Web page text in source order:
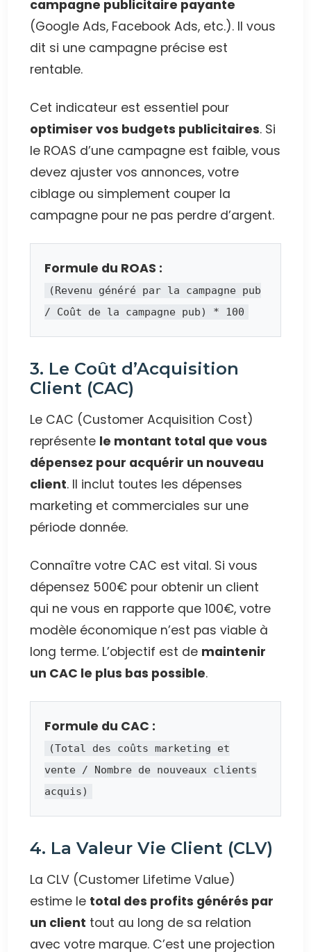
campagne publicitaire payante
(Google Ads, Facebook Ads, etc.). Il vous
dit si une campagne précise est
rentable.
Cet indicateur est essentiel pour
optimiser vos budgets publicitaires. Si
le ROAS d’une campagne est faible, vous
devez ajuster vos annonces, votre
ciblage ou simplement couper la
campagne pour ne pas perdre d’argent.
Formule du ROAS :
(Revenu généré par la campagne pub
/ Coût de la campagne pub) * 100
3. Le Coût d’Acquisition
Client (CAC)
Le CAC (Customer Acquisition Cost)
représente le montant total que vous
dépensez pour acquérir un nouveau
client. Il inclut toutes les dépenses
marketing et commerciales sur une
période donnée.
Connaître votre CAC est vital. Si vous
dépensez 500€ pour obtenir un client
qui ne vous en rapporte que 100€, votre
modèle économique n’est pas viable à
long terme. L’objectif est de maintenir
un CAC le plus bas possible.
Formule du CAC :
(Total des coûts marketing et
vente / Nombre de nouveaux clients
acquis)
4. La Valeur Vie Client (CLV)
La CLV (Customer Lifetime Value)
estime le total des profits générés par
un client tout au long de sa relation
avec votre marque. C’est une projection